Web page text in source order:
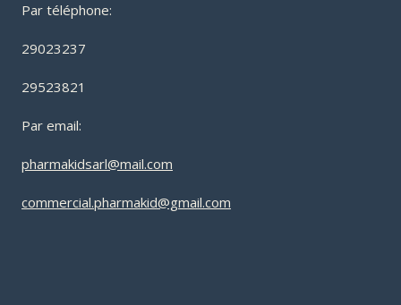
Par téléphone:
29023237
29523821
Par email:
pharmakidsarl@mail.com
commercial.pharmakid@gmail.com